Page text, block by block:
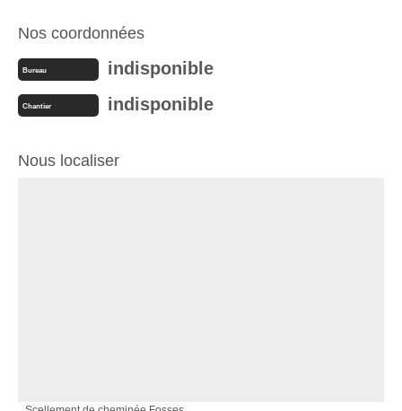
Nos coordonnées
Bureau indisponible
Chantier indisponible
Nous localiser